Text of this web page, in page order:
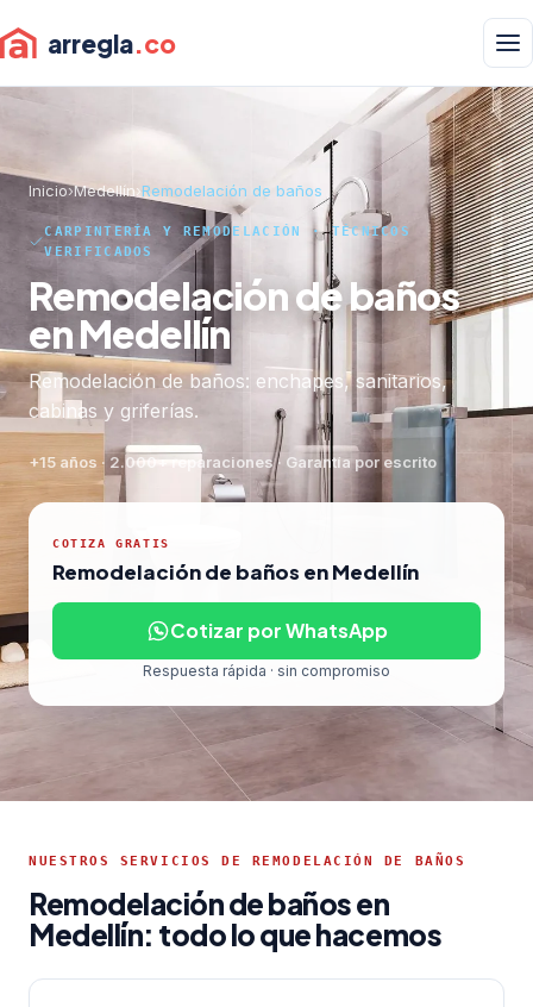
arregla.co
Inicio›Medellín›Remodelación de baños
CARPINTERÍA Y REMODELACIÓN · TÉCNICOS
VERIFICADOS
Remodelación de baños
en Medellín
Remodelación de baños: enchapes, sanitarios,
cabinas y griferías.
+15 años · 2.000+ reparaciones · Garantía por escrito
COTIZA GRATIS
Remodelación de baños en Medellín
Cotizar por WhatsApp
Respuesta rápida · sin compromiso
NUESTROS SERVICIOS DE REMODELACIÓN DE BAÑOS
Remodelación de baños en
Medellín: todo lo que hacemos